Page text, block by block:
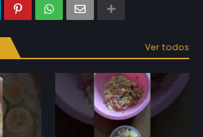
Ver todos